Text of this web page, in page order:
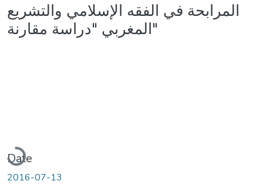
المرابحة في الفقه الإسلامي والتشريع
المغربي "دراسة مقارنة"
Date
2016-07-13